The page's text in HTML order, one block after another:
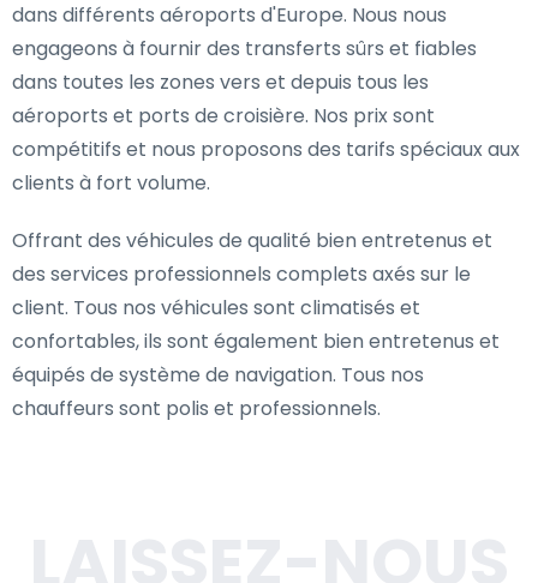
dans différents aéroports d'Europe. Nous nous
engageons à fournir des transferts sûrs et fiables
dans toutes les zones vers et depuis tous les
aéroports et ports de croisière. Nos prix sont
compétitifs et nous proposons des tarifs spéciaux aux
clients à fort volume.
Offrant des véhicules de qualité bien entretenus et
des services professionnels complets axés sur le
client. Tous nos véhicules sont climatisés et
confortables, ils sont également bien entretenus et
équipés de système de navigation. Tous nos
chauffeurs sont polis et professionnels.